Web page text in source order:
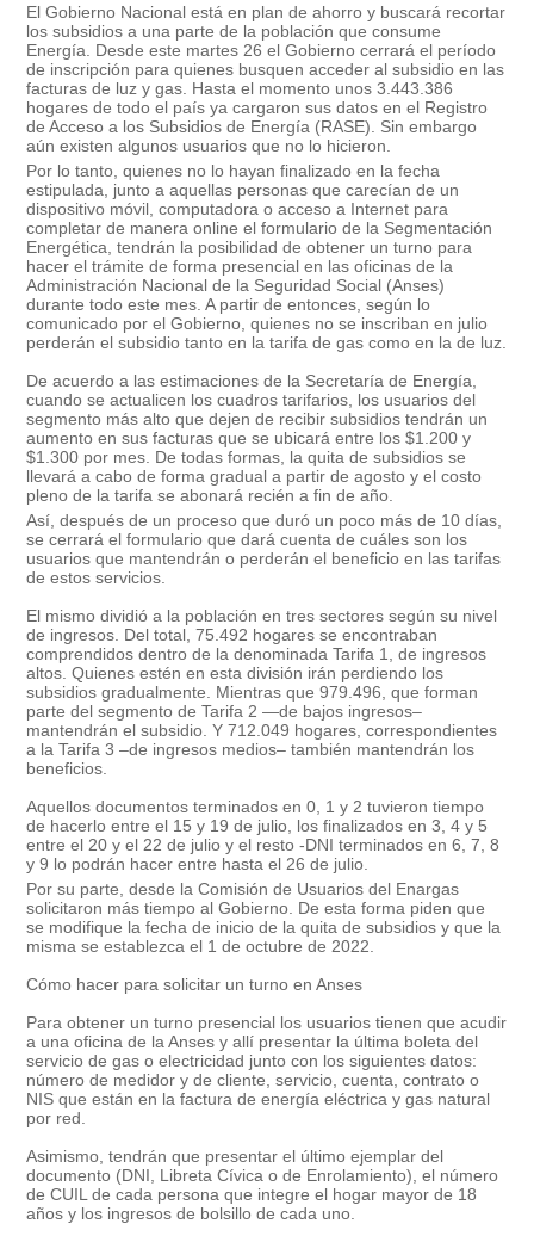
El Gobierno Nacional está en plan de ahorro y buscará recortar
los subsidios a una parte de la población que consume
Energía. Desde este martes 26 el Gobierno cerrará el período
de inscripción para quienes busquen acceder al subsidio en las
facturas de luz y gas. Hasta el momento unos 3.443.386‬
hogares de todo el país ya cargaron sus datos en el Registro
de Acceso a los Subsidios de Energía (RASE). Sin embargo
aún existen algunos usuarios que no lo hicieron.
Por lo tanto, quienes no lo hayan finalizado en la fecha
estipulada, junto a aquellas personas que carecían de un
dispositivo móvil, computadora o acceso a Internet para
completar de manera online el formulario de la Segmentación
Energética, tendrán la posibilidad de obtener un turno para
hacer el trámite de forma presencial en las oficinas de la
Administración Nacional de la Seguridad Social (Anses)
durante todo este mes. A partir de entonces, según lo
comunicado por el Gobierno, quienes no se inscriban en julio
perderán el subsidio tanto en la tarifa de gas como en la de luz.
De acuerdo a las estimaciones de la Secretaría de Energía,
cuando se actualicen los cuadros tarifarios, los usuarios del
segmento más alto que dejen de recibir subsidios tendrán un
aumento en sus facturas que se ubicará entre los $1.200 y
$1.300 por mes. De todas formas, la quita de subsidios se
llevará a cabo de forma gradual a partir de agosto y el costo
pleno de la tarifa se abonará recién a fin de año.
Así, después de un proceso que duró un poco más de 10 días,
se cerrará el formulario que dará cuenta de cuáles son los
usuarios que mantendrán o perderán el beneficio en las tarifas
de estos servicios.
El mismo dividió a la población en tres sectores según su nivel
de ingresos. Del total, 75.492 hogares se encontraban
comprendidos dentro de la denominada Tarifa 1, de ingresos
altos. Quienes estén en esta división irán perdiendo los
subsidios gradualmente. Mientras que 979.496, que forman
parte del segmento de Tarifa 2 —de bajos ingresos–
mantendrán el subsidio. Y 712.049 hogares, correspondientes
a la Tarifa 3 –de ingresos medios– también mantendrán los
beneficios.
Aquellos documentos terminados en 0, 1 y 2 tuvieron tiempo
de hacerlo entre el 15 y 19 de julio, los finalizados en 3, 4 y 5
entre el 20 y el 22 de julio y el resto -DNI terminados en 6, 7, 8
y 9 lo podrán hacer entre hasta el 26 de julio.
Por su parte, desde la Comisión de Usuarios del Enargas
solicitaron más tiempo al Gobierno. De esta forma piden que
se modifique la fecha de inicio de la quita de subsidios y que la
misma se establezca el 1 de octubre de 2022.
Cómo hacer para solicitar un turno en Anses
Para obtener un turno presencial los usuarios tienen que acudir
a una oficina de la Anses y allí presentar la última boleta del
servicio de gas o electricidad junto con los siguientes datos:
número de medidor y de cliente, servicio, cuenta, contrato o
NIS que están en la factura de energía eléctrica y gas natural
por red.
Asimismo, tendrán que presentar el último ejemplar del
documento (DNI, Libreta Cívica o de Enrolamiento), el número
de CUIL de cada persona que integre el hogar mayor de 18
años y los ingresos de bolsillo de cada uno.